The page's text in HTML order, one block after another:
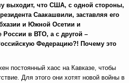
выходит, что США, с одной стороны,
Саакашвили, заставляя его
и Южной Осетии и
России в ВТО, а с другой –
Федерацию?! Почему это
постоянный хаос на Кавказе, чтобы
Для этого они хотят новой войны в